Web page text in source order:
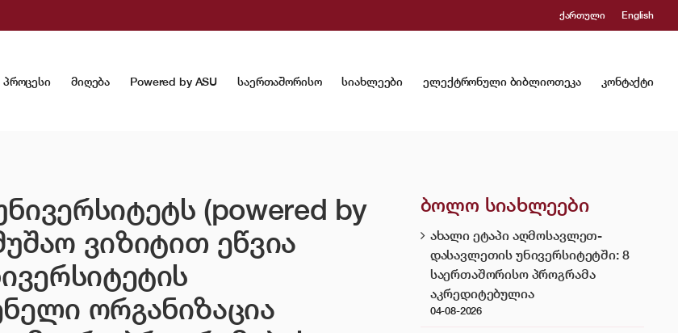
ქართული English
პროცესი მიღება Powered by ASU საერთაშორისო სიახლეები ელექტრონული ბიბლიოთეკა კონტაქტი
(powered by
ვიზიტით ეწვია
ორგანიზაცია
ბოლო სიახლეები
ახალი ეტაპი აღმოსავლეთ-
დასავლეთის უნივერსიტეტში: 8
საერთაშორისო პროგრამა
აკრედიტებულია
04-08-2026